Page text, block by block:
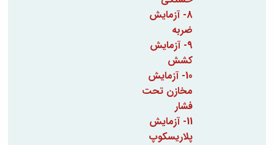
8- آزمایش
ضربه
9- آزمایش
کشش
10- آزمایش
مخازن تحت
فشار
11- آزمایش
پلاریسکوپ